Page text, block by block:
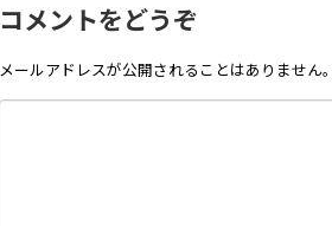
コメントをどうぞ
メールアドレスが公開されることはありません